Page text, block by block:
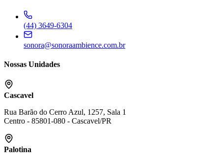
(44) 3649-6304
sonora@sonoraambience.com.br
Nossas Unidades
Cascavel
Rua Barão do Cerro Azul, 1257, Sala 1
Centro - 85801-080 - Cascavel/PR
Palotina